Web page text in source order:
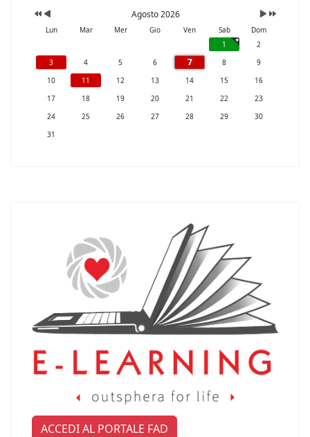
Agosto 2026
Lun Mar Mer Gio Ven Sab
Dom
1
2
3
4 5 6 7 8
9
10
11 12 13 14 15
16
17
18 19 20 21 22
23
24
25 26 27 28 29
30
31
ACCEDI AL PORTALE FAD